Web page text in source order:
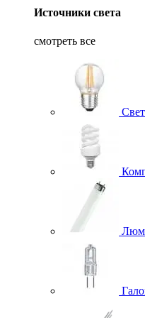
Источники света
смотреть все